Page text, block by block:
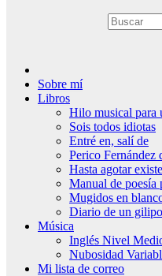
Sobre mí
Libros
Hilo musical para
Sois todos idiotas
Entré en, salí de
Perico Fernández
Hasta agotar
Manual de poesía
Mugidos en
Diario de un
Música
Inglés Nivel
Nubosidad
Mi lista de correo